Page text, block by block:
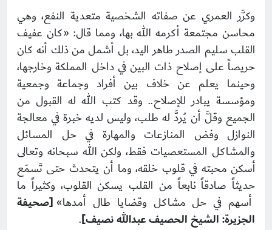
وكرَّر العمري عن صفاته الشخصية متعدية النفع، وهي
محاسن مجتمعة أكرمه الله بها، ومما قال: «كان عفيف
القلب سليم الصدر طاهر اليد، بل أشمل من ذلك أنه كان
حريصاً على إصلاح ذات البين في داخل المملكة وخارجها،
وحينما يعلم عن خلاف بين أفراد وجماعة وجمعية
ومؤسسة يبادر للإصلاح.. وقد كتب الله له القبول من
الجميع وقلَّ أن يُردَّ له طلب، وليس لديه خبرة في معالجة
النوازل وفض المنازعات والمهارة في حل المسائل
والمشاكل المستعصيات فقط، ولكن الله سبحانه وتعالى
أسكن محبته في قلوب خلقه، وما أن يتحدث حتى تَسمَع
حديثاً صادقاً نابعاً من القلب يسكن القلوب، وكثيراً ما
أسهم في حل مشاكل وقضايا طال أمدها» [صحيفة
الجزيرة: الشيخ الحصيف عبدالله نصيف].